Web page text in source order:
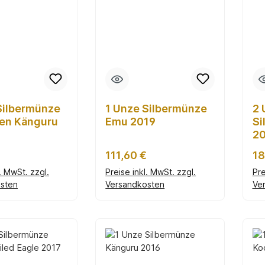
Känguru
MwSt. zzgl.
Warenkorb
1 Unze Silbermünze
Emu 2019
Regulärer Preis:
111,60 €
Preise inkl. MwSt. zzgl.
Versandkosten
In den Warenkorb
2